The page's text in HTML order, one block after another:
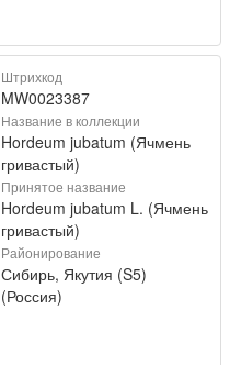
Штрихкод
MW0023387
Название в коллекции
Hordeum jubatum (Ячмень
гривастый)
Принятое название
Hordeum jubatum L. (Ячмень
гривастый)
Районирование
Сибирь, Якутия (S5)
(Россия)